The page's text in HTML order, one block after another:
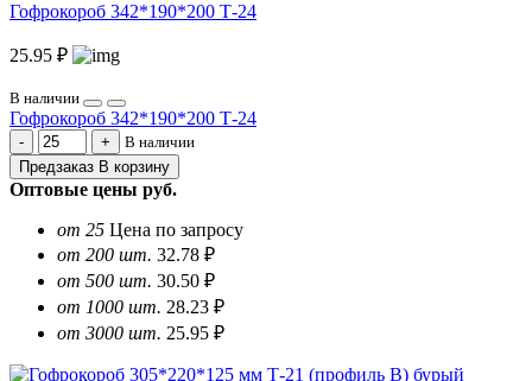
Гофрокороб 342*190*200 Т-24
25.95 ₽
В наличии
Гофрокороб 342*190*200 Т-24
В наличии
Предзаказ В корзину
Оптовые цены руб.
от 25 Цена по запросу
от 200 шт. 32.78 ₽
от 500 шт. 30.50 ₽
от 1000 шт. 28.23 ₽
от 3000 шт. 25.95 ₽